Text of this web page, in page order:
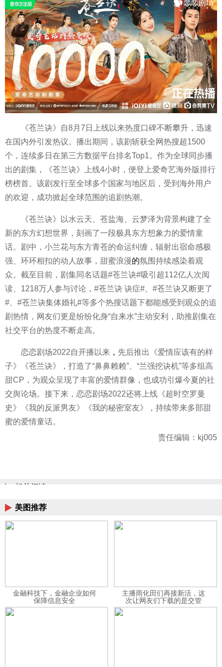
《苍兰诀》自8月7日上线以来热度口碑不断攀升，迅速
在国内外引发热议。播出期间，该剧斩获全网热搜超1500
个，连续多日在第三方数据平台排名Top1。作为全球同步播
出的剧集，《苍兰诀》上线4小时，便登上爱奇艺海外版排行
榜榜首。该剧发行至全球多个国家与地区后，受到海外用户
的欢迎，成功掀起全球范围的追剧热潮。
《苍兰诀》以水云天、苍盐海、云梦泽为背景构建了全
新的东方幻想世界，刻画了一段极具东方想象力的爱情童
话。剧中，小兰花与东方青苍的命运纠缠，辐射出宿命感极
强、环环相扣的动人故事，甜蜜浪漫的氛围持续感染着观
众。截至目前，剧集同名话题#苍兰诀#吸引超112亿人次阅
读、1218万人参与讨论，#苍兰诀 诀症#、#苍兰诀又断更了
#、#苍兰诀集体婚礼#等多个热搜话题下都能感受到观众的追
剧热情，网友们更是纷纷化身“自来水”主动安利，助推剧集在
社交平台的热度不断走高。
恋恋剧场2022自开播以来 ， 先后推出《爱情应该有的样
子》《苍兰诀》，打造了“鼻鼻赖赖”、“兰强挖诀机”等多组高
甜CP，为观众呈现了丰富的爱情群像，也成功引爆今夏的社
交舆论场。接下来，恋恋剧场2022还将上线《超时空罗曼
史》《我的反派男友》《我的秘密室友》，持续带来多部甜
蜜的爱情童话。
责任编辑：kj005
相关阅读
美图推荐
金融科技下，金融企业如何
保障信息安全
主播雨化田们再接新活，这
次让网友们下载的是交管
12123APP